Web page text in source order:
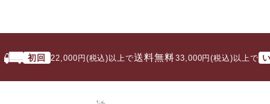
初回 22,000円(税込)以上で 送料無料/ 33,000円(税込)以上で いつ